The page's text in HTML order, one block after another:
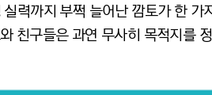
력까지 부쩍 늘어난 깜토가 한
친구들은 과연 무사히 목적지를